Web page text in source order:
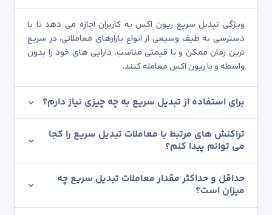
ویژگی تبدیل سریع ریون اکس به کاربران اجازه می دهد تا با
دسترسی به طیف وسیعی از انواع بازارهای معاملاتی، در سریع
ترین زمان ممکن و با قیمتی مناسب، دارایی های خود را بدون
واسطه و با ریون اکس معامله کنند.
برای استفاده از تبدیل سریع به چه چیزی نیاز دارم؟
تراکنش های مرتبط با معاملات تبدیل سریع را کجا
می توانم پیدا کنم؟
حداقل و حداکثر مقدار معاملات تبدیل سریع چه
میزان است؟